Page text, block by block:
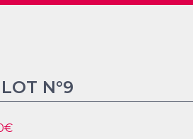
LOT N°9
€